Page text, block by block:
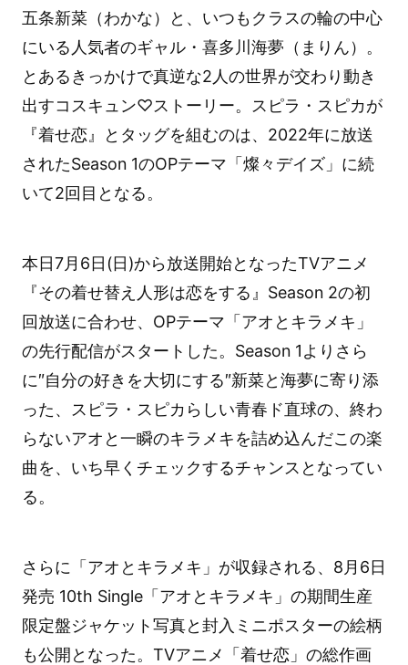
五条新菜（わかな）と、いつもクラスの輪の中心
にいる人気者のギャル・喜多川海夢（まりん）。
とあるきっかけで真逆な2人の世界が交わり動き
出すコスキュン♡ストーリー。スピラ・スピカが
『着せ恋』とタッグを組むのは、2022年に放送
されたSeason 1のOPテーマ「燦々デイズ」に続
いて2回目となる。
本日7月6日(日)から放送開始となったTVアニメ
『その着せ替え人形は恋をする』Season 2の初
回放送に合わせ、OPテーマ「アオとキラメキ」
の先行配信がスタートした。Season 1よりさら
に″自分の好きを大切にする″新菜と海夢に寄り添
った、スピラ・スピカらしい青春ド直球の、終わ
らないアオと一瞬のキラメキを詰め込んだこの楽
曲を、いち早くチェックするチャンスとなってい
る。
さらに「アオとキラメキ」が収録される、8月6日
発売 10th Single「アオとキラメキ」の期間生産
限定盤ジャケット写真と封入ミニポスターの絵柄
も公開となった。TVアニメ「着せ恋」の総作画